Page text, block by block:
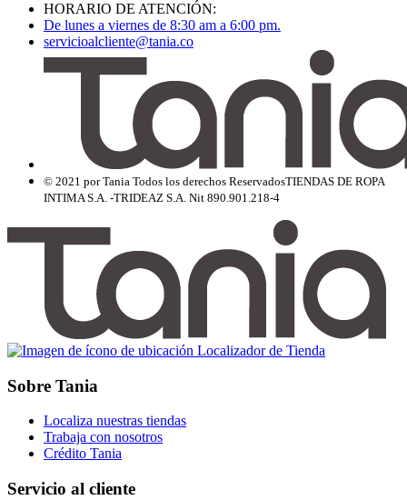
HORARIO DE ATENCIÓN:
De lunes a viernes de 8:30 am a 6:00 pm.
servicioalcliente@tania.co
© 2021 por Tania Todos los derechos ReservadosTIENDAS DE ROPA
INTIMA S.A. -TRIDEAZ S.A. Nit 890.901.218-4
Localizador de Tienda
Sobre Tania
Localiza nuestras tiendas
Trabaja con nosotros
Crédito Tania
Servicio al cliente